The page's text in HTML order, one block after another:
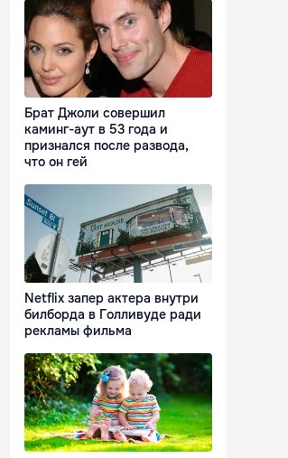
Брат Джоли совершил
каминг-аут в 53 года и
признался после развода,
что он гей
Netflix запер актера внутри
билборда в Голливуде ради
рекламы фильма